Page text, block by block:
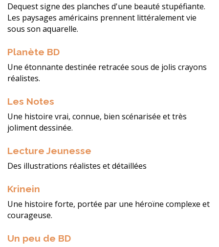
Dequest signe des planches d'une beauté stupéfiante.
Les paysages américains prennent littéralement vie
sous son aquarelle.
Planète BD
Une étonnante destinée retracée sous de jolis crayons
réalistes.
Les Notes
Une histoire vrai, connue, bien scénarisée et très
joliment dessinée.
Lecture Jeunesse
Des illustrations réalistes et détaillées
Krinein
Une histoire forte, portée par une héroïne complexe et
courageuse.
Un peu de BD